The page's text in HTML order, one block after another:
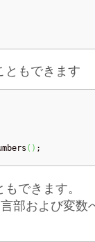
ともできます
( )
できます。
部および変数